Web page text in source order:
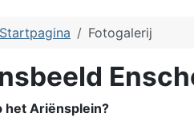
Startpagina Fotogalerij
het Ariënsplein?